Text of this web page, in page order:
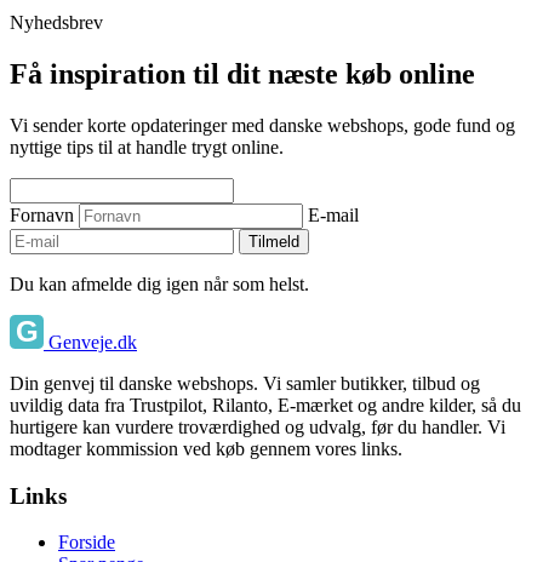
Nyhedsbrev
Få inspiration til dit næste køb online
Vi sender korte opdateringer med danske webshops, gode fund og
nyttige tips til at handle trygt online.
Fornavn E-mail
Tilmeld
Du kan afmelde dig igen når som helst.
Genveje.dk
Din genvej til danske webshops. Vi samler butikker, tilbud og
uvildig data fra Trustpilot, Rilanto, E-mærket og andre kilder, så du
hurtigere kan vurdere troværdighed og udvalg, før du handler. Vi
modtager kommission ved køb gennem vores links.
Links
Forside